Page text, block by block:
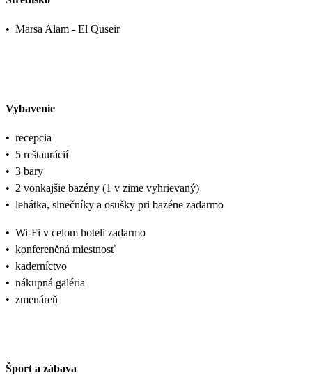
• Marsa Alam - El Quseir
Vybavenie
• recepcia
• 5 reštaurácií
• 3 bary
• 2 vonkajšie bazény (1 v zime vyhrievaný)
• lehátka, slnečníky a osušky pri bazéne zadarmo
• Wi-Fi v celom hoteli zadarmo
• konferenčná miestnosť
• kaderníctvo
• nákupná galéria
• zmenáreň
Šport a zábava